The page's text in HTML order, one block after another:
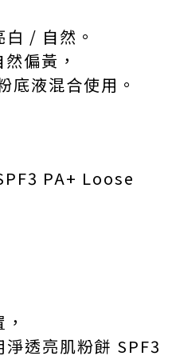
白 / 自然。
偏黃，
底液混合使用。
PA+ Loose
透亮肌粉餅 SPF3